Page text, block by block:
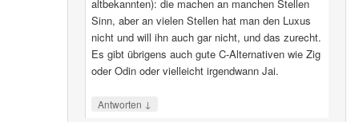
altbekannten): die machen an manchen Stellen
Sinn, aber an vielen Stellen hat man den Luxus
nicht und will ihn auch gar nicht, und das zurecht.
Es gibt übrigens auch gute C-Alternativen wie Zig
oder Odin oder vielleicht irgendwann Jai.
Antworten ↓